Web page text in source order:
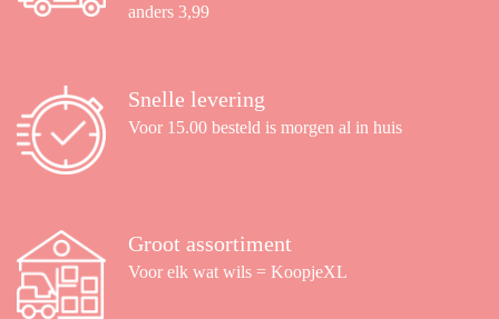
anders 3,99
Snelle levering
Voor 15.00 besteld is morgen al in huis
Groot assortiment
Voor elk wat wils = KoopjeXL